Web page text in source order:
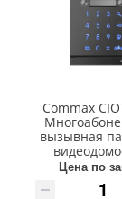
Commax
вызывная
Цена по